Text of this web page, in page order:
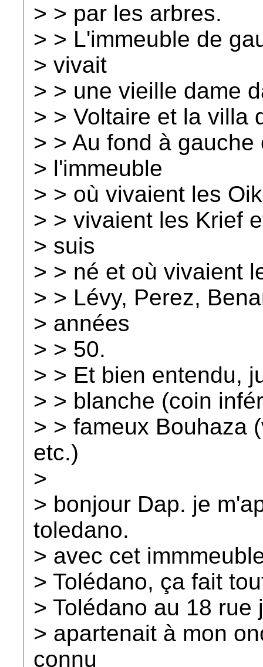
> > par les arbres.
> > L'immeuble de
> vivait
> > une vieille dame
> > Voltaire et la villa
> > Au fond à
> l'immeuble
> > où vivaient les
> > vivaient les Krief
> suis
> > né et où vivaient
> > Lévy, Perez,
> années
> > 50.
> > Et bien entendu,
> > blanche (coin
> > fameux Bouhaza
etc.)
>
> bonjour Dap. je
toledano.
> avec cet
> Tolédano, ça fait
> Tolédano au 18
> apartenait à mon
connu